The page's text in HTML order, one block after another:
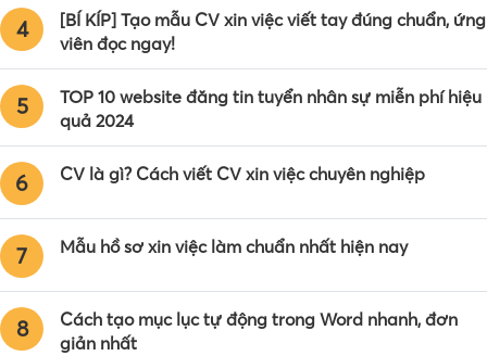
4
[BÍ KÍP] Tạo mẫu CV xin việc viết tay đúng chuẩn, ứng
viên đọc ngay!
5
TOP 10 website đăng tin tuyển nhân sự miễn phí hiệu
quả 2024
6 CV là gì? Cách viết CV xin việc chuyên nghiệp
7 Mẫu hồ sơ xin việc làm chuẩn nhất hiện nay
8
Cách tạo mục lục tự động trong Word nhanh, đơn
giản nhất